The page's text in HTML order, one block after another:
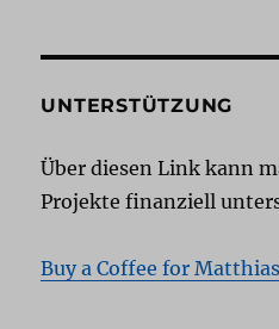
UNTERSTÜTZUNG
Über diesen Link kann
Projekte finanziell
Buy a Coffee for